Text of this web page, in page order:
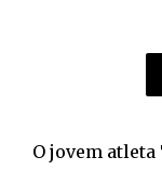
O jovem